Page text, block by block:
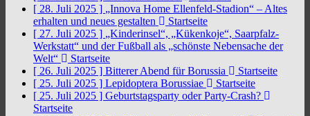
[ 28. Juli 2025 ] „Innova Home Ellenfeld-Stadion“ – Altes
erhalten und neues gestalten
Startseite
[ 27. Juli 2025 ] „Kinderinsel“, „Kükenkoje“, Saarpfalz-
Werkstatt“ und der Fußball als „schönste Nebensache der
Welt“
Startseite
[ 26. Juli 2025 ] Bitterer Abend für Borussia
Startseite
[ 25. Juli 2025 ] Lepidoptera Borussiae
Startseite
[ 25. Juli 2025 ] Geburtstagsparty oder Party-Crash?
Startseite